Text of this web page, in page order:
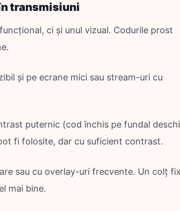
transmisiuni
ci și unul vizual. Codurile prost
și pe ecrane mici sau stream-uri cu
puternic (cod închis pe fundal
fi folosite, dar cu suficient contrast.
sau cu overlay-uri frecvente. Un colț
mai bine.